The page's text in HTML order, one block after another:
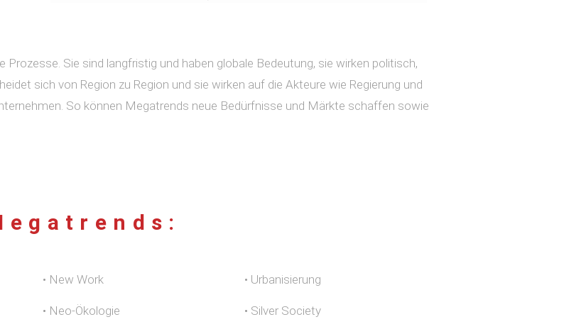
Sie sind langfristig und haben globale Bedeutung, sie wirken politisch,
sich von Region zu Region und sie wirken auf die Akteure wie Regierung und
So können Megatrends neue Bedürfnisse und Märkte schaffen sowie
• New Work
• Neo-Ökologie
• Urbanisierung
• Silver Society